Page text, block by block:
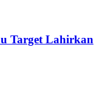
Target Lahirkan